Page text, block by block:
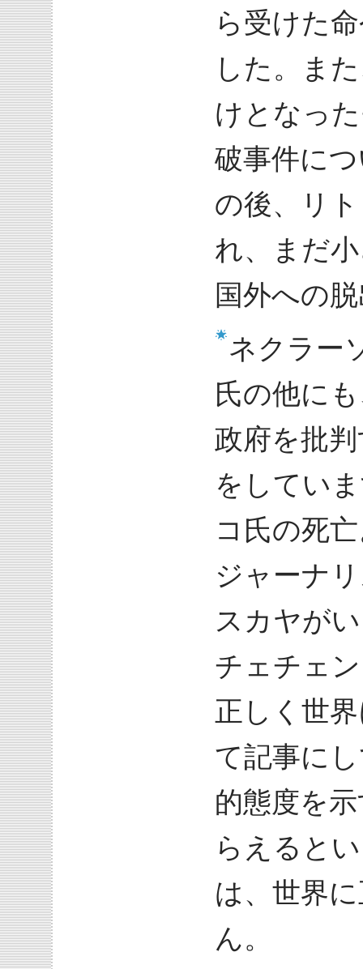
ら受けた
した。ま
けとなっ
破事件に
の後、リ
れ、まだ
国外への
ネクラー
氏の他に
政府を批
をしてい
コ氏の死
ジャーナ
スカヤが
チェチェ
正しく世
て記事に
的態度を
らえると
は、世界
ん。